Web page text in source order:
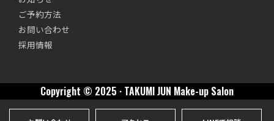
ご予約方法
お問い合わせ
採用情報
Copyright © 2025 · TAKUMI JUN Make-up Salon